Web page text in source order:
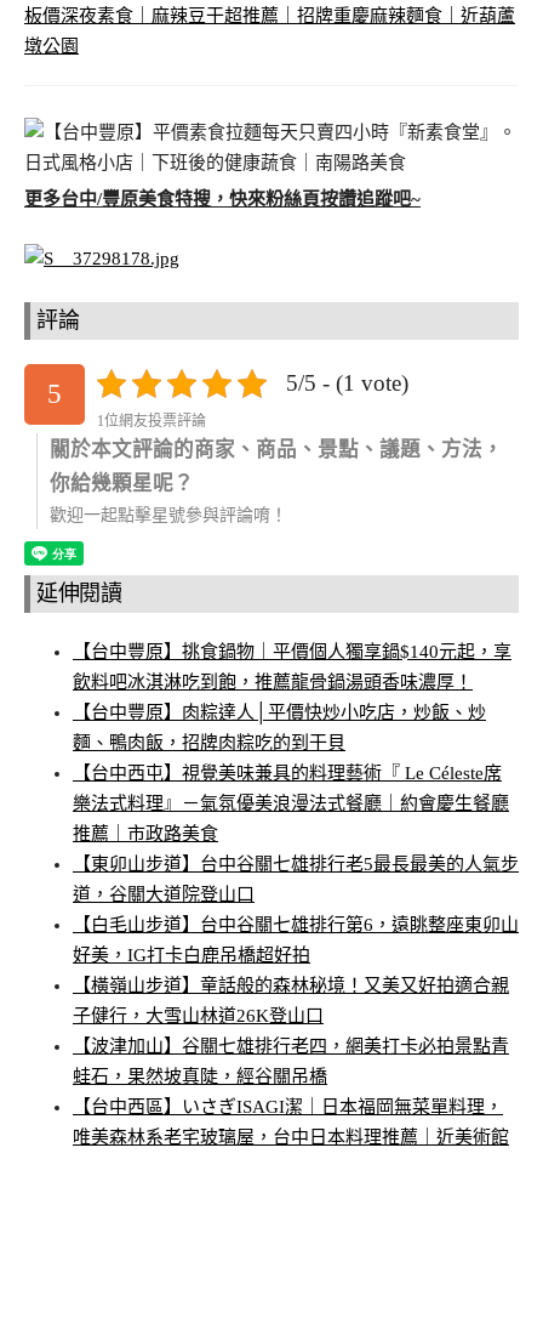
板價深夜素食｜麻辣豆干超推薦｜招牌重慶麻辣麵食｜近葫蘆
墩公園
更多台中/豐原美食特搜，快來粉絲頁按讚追蹤吧~
評論
5 5/5 - (1 vote)
1位網友投票評論
關於本文評論的商家、商品、景點、議題、方法，
你給幾顆星呢？
歡迎一起點擊星號參與評論唷！
延伸閱讀
【台中豐原】挑食鍋物｜平價個人獨享鍋$140元起，享
飲料吧冰淇淋吃到飽，推薦龍骨鍋湯頭香味濃厚！
【台中豐原】肉粽達人│平價快炒小吃店，炒飯、炒
麵、鴨肉飯，招牌肉粽吃的到干貝
【台中西屯】視覺美味兼具的料理藝術『 Le Céleste席
樂法式料理』－氣氛優美浪漫法式餐廳｜約會慶生餐廳
推薦｜市政路美食
【東卯山步道】台中谷關七雄排行老5最長最美的人氣步
道，谷關大道院登山口
【白毛山步道】台中谷關七雄排行第6，遠眺整座東卯山
好美，IG打卡白鹿吊橋超好拍
【橫嶺山步道】童話般的森林秘境！又美又好拍適合親
子健行，大雪山林道26K登山口
【波津加山】谷關七雄排行老四，網美打卡必拍景點青
蛙石，果然坡真陡，經谷關吊橋
【台中西區】いさぎISAGI潔｜日本福岡無菜單料理，
唯美森林系老宅玻璃屋，台中日本料理推薦｜近美術館